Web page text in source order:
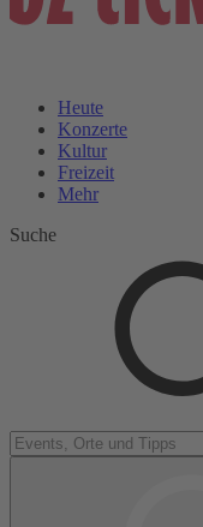
Heute
Konzerte
Kultur
Freizeit
Mehr
Suche